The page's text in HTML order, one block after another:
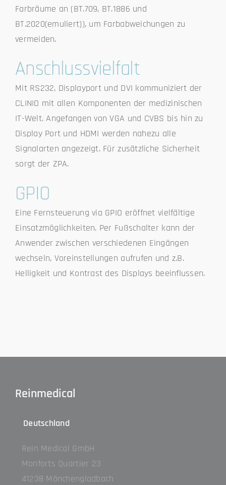
Farbräume an (BT.709, BT.1886 und
BT.2020(emuliert)), um Farbabweichungen zu
vermeiden.
Anschlussvielfalt
Mit RS232, Displayport und DVI kommuniziert der
CLINIO mit allen Komponenten der medizinischen
IT-Welt. Angefangen von VGA und CVBS bis hin zu
Display Port und HDMI werden nahezu alle
Signalarten angezeigt. Für zusätzliche Sicherheit
sorgt der ZPA.
GPIO
Eine Fernsteuerung via GPIO eröffnet vielfältige
Einsatzmöglichkeiten. Per Fußschalter kann der
Anwender zwischen verschiedenen Eingängen
wechseln, Voreinstellungen aufrufen und z.B.
Helligkeit und Kontrast des Displays beeinflussen.
Reinmedical
Deutschland
Rein Medical GmbH
Monforts Quartier 23
41238 Mönchengladbach